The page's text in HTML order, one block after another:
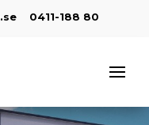
0411-188 80